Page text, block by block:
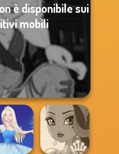
è disponibile sui
mobili